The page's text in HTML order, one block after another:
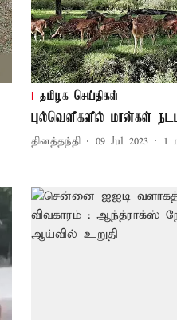
தமிழக செய்திகள்
புல்வெளிகளில் மான்கள்
தினத்தந்தி 09 Jul 2023 1